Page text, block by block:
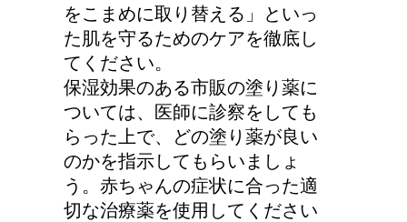
をこまめに取り替える」といっ
た肌を守るためのケアを徹底し
てください。
保湿効果のある市販の塗り薬に
ついては、医師に診察をしても
らった上で、どの塗り薬が良い
のかを指示してもらいましょ
う。赤ちゃんの症状に合った適
切な治療薬を使用してください